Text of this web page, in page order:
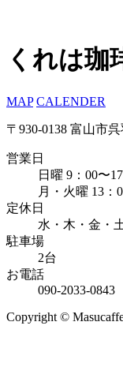
くれは珈
MAP CALENDER
〒930-0138 富山市
営業日
日曜 9：00〜
月・火曜 13：
定休日
水・木・金・
駐車場
2台
お電話
090-2033-0843
Copyright ©